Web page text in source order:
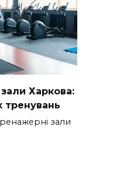
Харкова:
тренувань
зали